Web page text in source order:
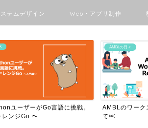
ステムデザイン Web・アプリ制作
ユーザーがGo言語に挑戦。
レンジGo 〜...
AMBLの日々
AMBLのワーク
て￼